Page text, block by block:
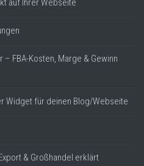
FBA-Kosten, Marge & Gewinn
Widget für deinen Blog/Webseite
& Großhandel erklärt